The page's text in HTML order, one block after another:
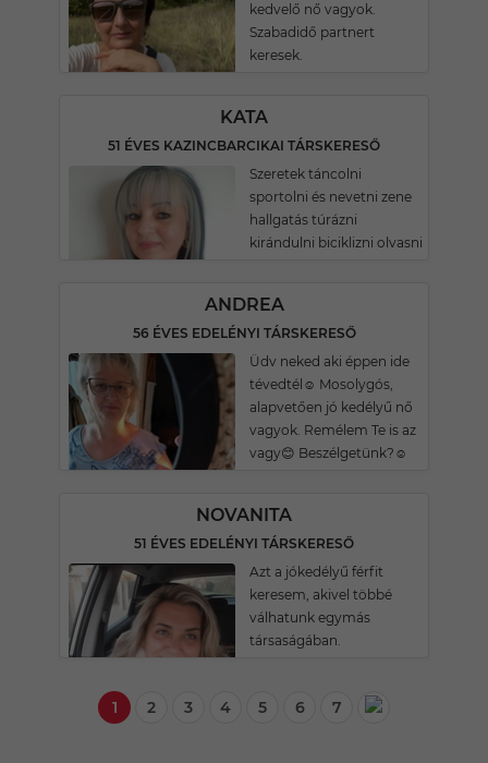
kedvelő nő vagyok.
Szabadidő partnert
keresek.
KATA
51 ÉVES KAZINCBARCIKAI TÁRSKERESŐ
Szeretek táncolni
sportolni és nevetni zene
hallgatás túrázni
kirándulni biciklizni olvasni
ANDREA
56 ÉVES EDELÉNYI TÁRSKERESŐ
Üdv neked aki éppen ide
tévedtél☺️ Mosolygós,
alapvetően jó kedélyű nő
vagyok. Remélem Te is az
vagy😊 Beszélgetünk?☺️
NOVANITA
51 ÉVES EDELÉNYI TÁRSKERESŐ
Azt a jókedélyű férfit
keresem, akivel többé
válhatunk egymás
társaságában.
1 2 3 4 5 6 7